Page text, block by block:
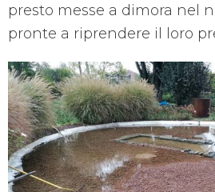
presto messe a dimora nel
pronte a riprendere il loro